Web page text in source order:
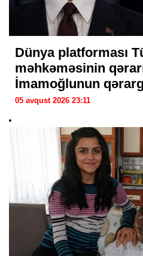
Dünya platforması
məhkəməsinin
İmamoğlunun
05 avqust 2026 23:11